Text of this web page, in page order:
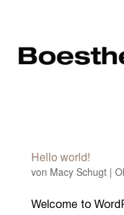
Hello world!
von Macy Schugt|
Welcome to